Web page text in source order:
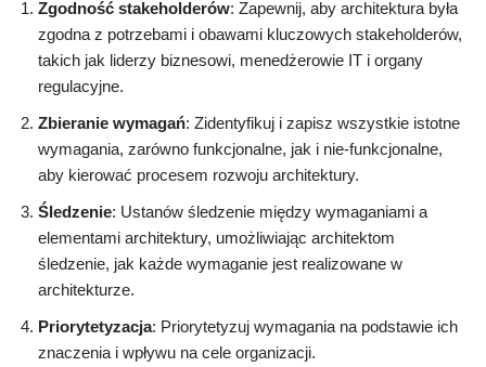
Zgodność stakeholderów: Zapewnij, aby architektura była
zgodna z potrzebami i obawami kluczowych stakeholderów,
takich jak liderzy biznesowi, menedżerowie IT i organy
regulacyjne.
Zbieranie wymagań: Zidentyfikuj i zapisz wszystkie istotne
wymagania, zarówno funkcjonalne, jak i nie-funkcjonalne,
aby kierować procesem rozwoju architektury.
Śledzenie: Ustanów śledzenie między wymaganiami a
elementami architektury, umożliwiając architektom
śledzenie, jak każde wymaganie jest realizowane w
architekturze.
Priorytetyzacja: Priorytetyzuj wymagania na podstawie ich
znaczenia i wpływu na cele organizacji.